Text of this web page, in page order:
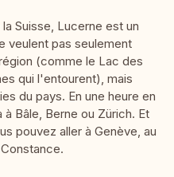
Suisse, Lucerne est un
veulent pas seulement
(comme le Lac des
qui l'entourent), mais
du pays. En une heure en
Bâle, Berne ou Zürich. Et
pouvez aller à Genève, au